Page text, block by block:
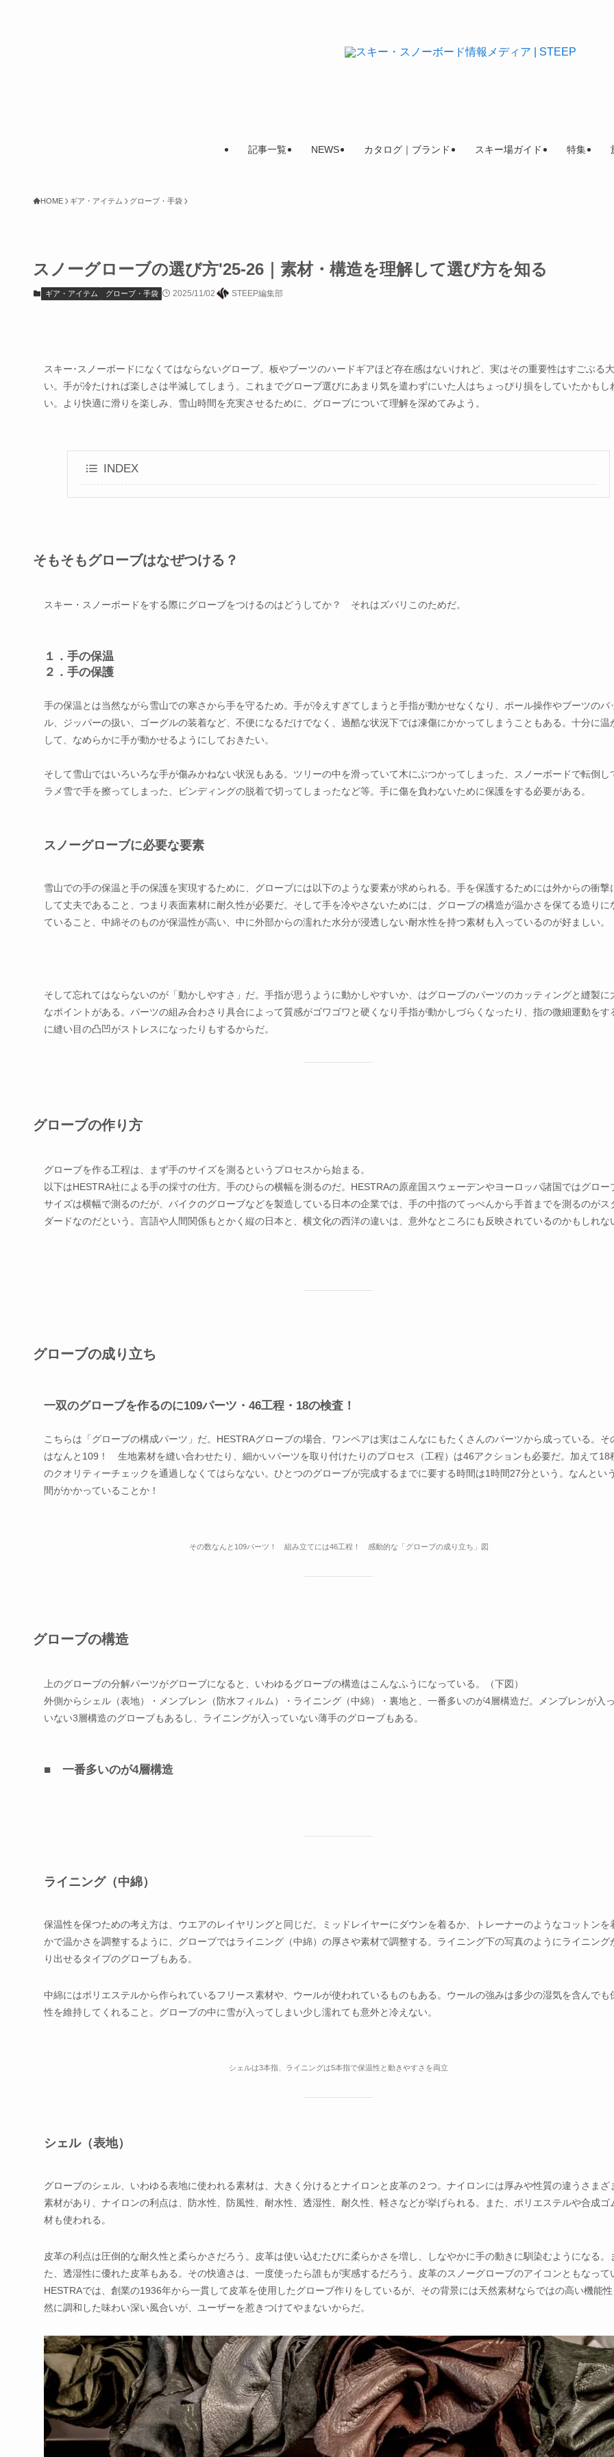
記事一覧 NEWS カタログ｜ブランド スキー場ガイド 特集
HOME ギア・アイテム グローブ・手袋
スノーグローブの選び方'25-26｜素材・構造を理解して選び方を知る
ギア・アイテム グローブ・手袋 2025/11/02 STEEP編集部
スキー･スノーボードになくてはならないグローブ。板やブーツのハードギアほど存在感はないけれど、実はその重要性はすごぶる
い。手が冷たければ楽しさは半減してしまう。これまでグローブ選びにあまり気を遣わずにいた人はちょっぴり損をしていたかもし
い。より快適に滑りを楽しみ、雪山時間を充実させるために、グローブについて理解を深めてみよう。
INDEX
そもそもグローブはなぜつける？
スキー・スノーボードをする際にグローブをつけるのはどうしてか？ それはズバリこのためだ。
１．手の保温
２．手の保護
手の保温とは当然ながら雪山での寒さから手を守るため。手が冷えすぎてしまうと手指が動かせなくなり、ポール操作やブーツのバ
ル、ジッパーの扱い、ゴーグルの装着など、不便になるだけでなく、過酷な状況下では凍傷にかかってしまうこともある。十分に温
して、なめらかに手が動かせるようにしておきたい。
そして雪山ではいろいろな手が傷みかねない状況もある。ツリーの中を滑っていて木にぶつかってしまった、スノーボードで転倒し
ラメ雪で手を擦ってしまった、ビンディングの脱着で切ってしまったなど等。手に傷を負わないために保護をする必要がある。
スノーグローブに必要な要素
雪山での手の保温と手の保護を実現するために、グローブには以下のような要素が求められる。手を保護するためには外からの衝撃
して丈夫であること、つまり表面素材に耐久性が必要だ。そして手を冷やさないためには、グローブの構造が温かさを保てる造りに
ていること、中綿そのものが保温性が高い、中に外部からの濡れた水分が浸透しない耐水性を持つ素材も入っているのが好ましい。
そして忘れてはならないのが「動かしやすさ」だ。手指が思うように動かしやすいか、はグローブのパーツのカッティングと縫製に
なポイントがある。パーツの組み合わさり具合によって質感がゴワゴワと硬くなり手指が動かしづらくなったり、指の微細運動をす
に縫い目の凸凹がストレスになったりもするからだ。
グローブの作り方
グローブを作る工程は、まず手のサイズを測るというプロセスから始まる。
以下はHESTRA社による手の採寸の仕方。手のひらの横幅を測るのだ。HESTRAの原産国スウェーデンやヨーロッパ諸国ではグロー
サイズは横幅で測るのだが、バイクのグローブなどを製造している日本の企業では、手の中指のてっぺんから手首までを測るのがス
ダードなのだという。言語や人間関係もとかく縦の日本と、横文化の西洋の違いは、意外なところにも反映されているのかもしれな
グローブの成り立ち
一双のグローブを作るのに109パーツ・46工程・18の検査！
こちらは「グローブの構成パーツ」だ。HESTRAグローブの場合、ワンペアは実はこんなにもたくさんのパーツから成っている。そ
はなんと109！ 生地素材を縫い合わせたり、細かいパーツを取り付けたりのプロセス（工程）は46アクションも必要だ。加えて18
のクオリティーチェックを通過しなくてはらなない。ひとつのグローブが完成するまでに要する時間は1時間27分という。なんとい
間がかかっていることか！
その数なんと109パーツ！ 組み立てには46工程！ 感動的な「グローブの成り立ち」図
グローブの構造
上のグローブの分解パーツがグローブになると、いわゆるグローブの構造はこんなふうになっている。（下図）
外側からシェル（表地）・メンブレン（防水フィルム）・ライニング（中綿）・裏地と、一番多いのが4層構造だ。メンブレンが入
いない3層構造のグローブもあるし、ライニングが入っていない薄手のグローブもある。
■ 一番多いのが4層構造
ライニング（中綿）
保温性を保つための考え方は、ウエアのレイヤリングと同じだ。ミッドレイヤーにダウンを着るか、トレーナーのようなコットンを
かで温かさを調整するように、グローブではライニング（中綿）の厚さや素材で調整する。ライニング下の写真のようにライニング
り出せるタイプのグローブもある。
中綿にはポリエステルから作られているフリース素材や、ウールが使われているものもある。ウールの強みは多少の湿気を含んでも
性を維持してくれること。グローブの中に雪が入ってしまい少し濡れても意外と冷えない。
シェルは3本指、ライニングは5本指で保温性と動きやすさを両立
シェル（表地）
グローブのシェル、いわゆる表地に使われる素材は、大きく分けるとナイロンと皮革の２つ。ナイロンには厚みや性質の違うさまざ
素材があり、ナイロンの利点は、防水性、防風性、耐水性、透湿性、耐久性、軽さなどが挙げられる。また、ポリエステルや合成ゴ
材も使われる。
皮革の利点は圧倒的な耐久性と柔らかさだろう。皮革は使い込むたびに柔らかさを増し、しなやかに手の動きに馴染むようになる。
た、透湿性に優れた皮革もある。その快適さは、一度使ったら誰もが実感するだろう。皮革のスノーグローブのアイコンともなって
HESTRAでは、創業の1936年から一貫して皮革を使用したグローブ作りをしているが、その背景には天然素材ならではの高い機能
然に調和した味わい深い風合いが、ユーザーを惹きつけてやまないからだ。